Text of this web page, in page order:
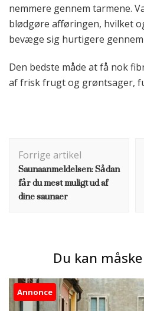
nemmere gennem tarmene.
blødgøre afføringen, hvilket
bevæge sig hurtigere
Den bedste måde at få nok
af frisk frugt og grøntsager,
Forrige artikel
Saunaanmeldelsen: Sådan
får du mest muligt ud af
dine saunaer
Du kan
Annonce